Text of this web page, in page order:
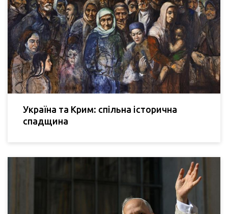
Україна та Крим: спільна історична
спадщина